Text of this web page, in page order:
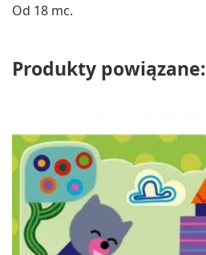
Od 18 mc.
Produkty powiązane: